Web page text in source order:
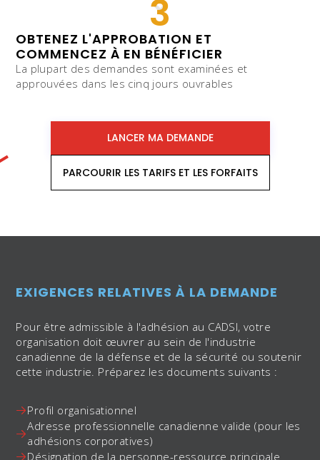
3
OBTENEZ L'APPROBATION ET
COMMENCEZ À EN BÉNÉFICIER
La plupart des demandes sont examinées et
approuvées dans les cinq jours ouvrables
LANCER MA DEMANDE
PARCOURIR LES TARIFS ET LES FORFAITS
EXIGENCES RELATIVES À LA DEMANDE
Pour être admissible à l'adhésion au CADSI, votre
organisation doit œuvrer au sein de l'industrie
canadienne de la défense et de la sécurité ou soutenir
cette industrie. Préparez les documents suivants :
Profil organisationnel
Adresse professionnelle canadienne valide (pour les
adhésions corporatives)
Désignation de la personne-ressource principale